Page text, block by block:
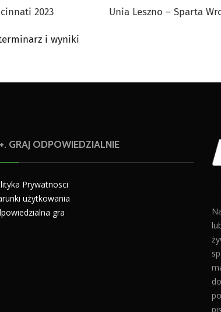
2023 Unia Leszno – Sparta
i wyniki
GRAJ ODPOWIEDZIALNIE
Prywatnosci
użytkowania
gra